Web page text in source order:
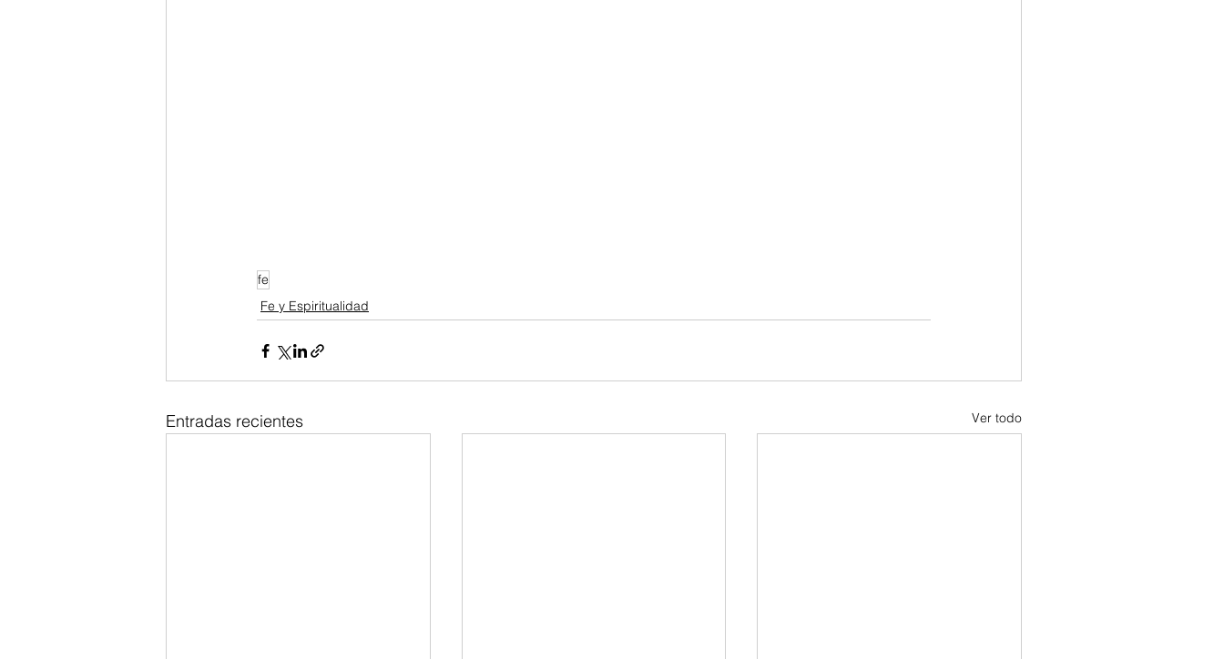
fe
Fe y Espiritualidad
Entradas recientes Ver todo